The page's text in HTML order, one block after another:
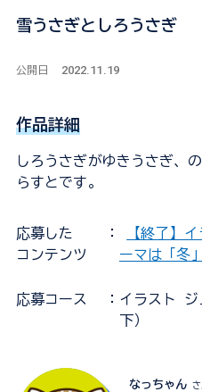
雪うさぎとしろうさぎ
公開日 2022.11.19
作品詳細
しろうさぎがゆきうさぎ、
らすとです。
応募した
コンテンツ
：
【終了】
ーマは「冬
応募コース
：イラスト
下）
なっちゃん